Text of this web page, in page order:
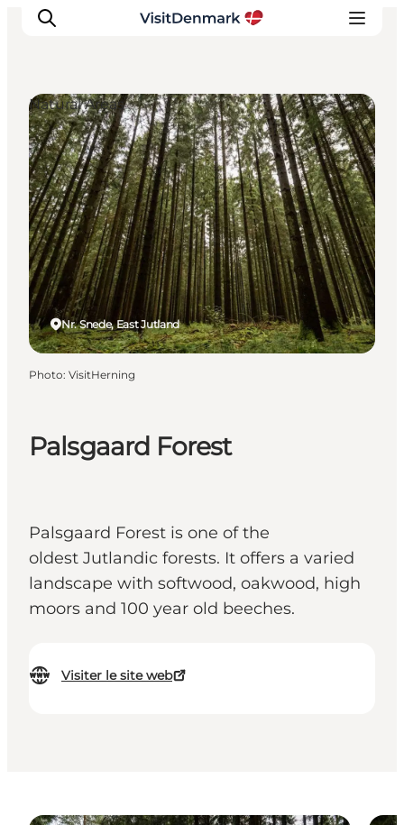
Inspirations
Destinations
Quoi faire
Hébergements
Planifiez votre voyage
Palsgaard Forest
Palsgaard Forest is one of the
oldest Jutlandic forests. It offers a varied
landscape with softwood, oakwood, high
moors and 100 year old beeches.
Visiter le site web
Nr. Snede, East Jutland
Natural Areas
Photo: VisitHerning